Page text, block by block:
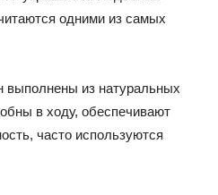
одними из самых
из натуральных
в ходу, обеспечивают
часто используются